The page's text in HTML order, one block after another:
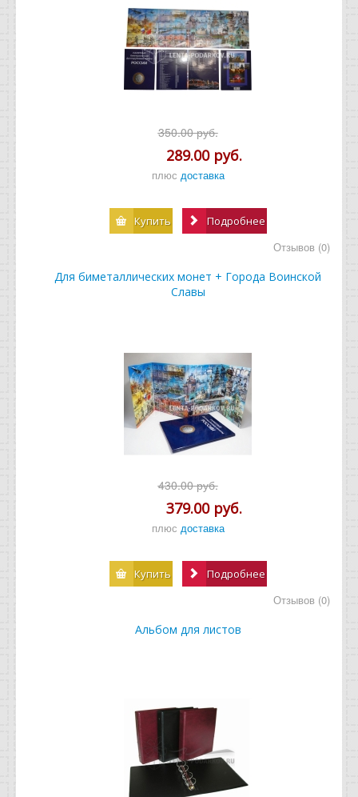
350.00 руб.
289.00 руб.
плюс доставка
Купить Подробнее
Отзывов (0)
Для биметаллических монет + Города Воинской
Славы
430.00 руб.
379.00 руб.
плюс доставка
Купить Подробнее
Отзывов (0)
Альбом для листов